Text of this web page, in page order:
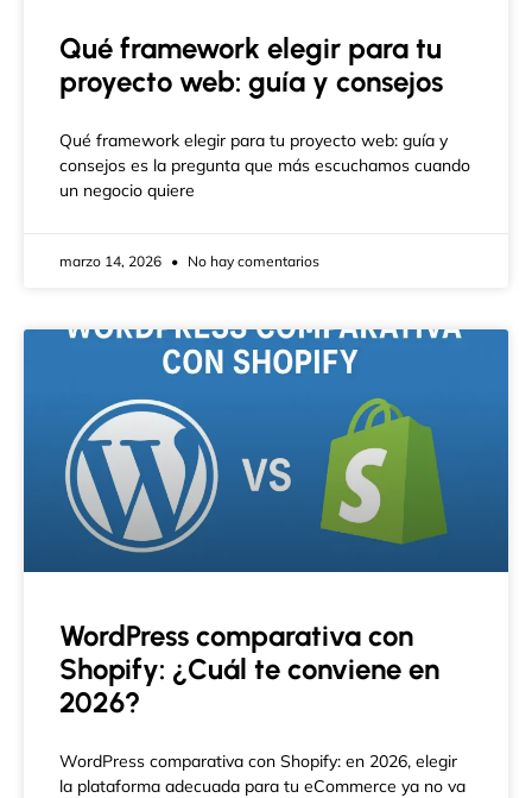
Qué framework elegir para tu
proyecto web: guía y consejos
Qué framework elegir para tu proyecto web: guía y
consejos es la pregunta que más escuchamos cuando
un negocio quiere
marzo 14, 2026 No hay comentarios
WordPress comparativa con
Shopify: ¿Cuál te conviene en
2026?
WordPress comparativa con Shopify: en 2026, elegir
la plataforma adecuada para tu eCommerce ya no va